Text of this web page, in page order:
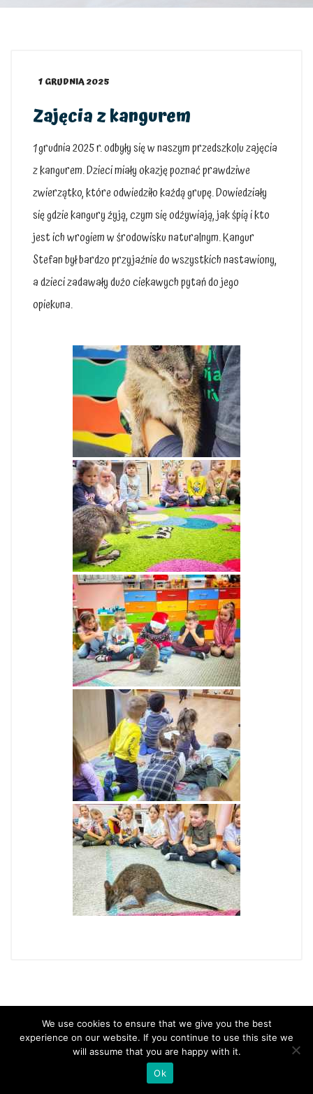
1 GRUDNIA 2025
Zajęcia z kangurem
1 grudnia 2025 r. odbyły się w naszym przedszkolu zajęcia
z kangurem. Dzieci miały okazję poznać prawdziwe
zwierzątko, które odwiedziło każdą grupę. Dowiedziały
się gdzie kangury żyją, czym się odżywiają, jak śpią i kto
jest ich wrogiem w środowisku naturalnym. Kangur
Stefan był bardzo przyjaźnie do wszystkich nastawiony,
a dzieci zadawały dużo ciekawych pytań do jego
opiekuna.
Copyright 2021 Samorządowe Przedszkole Nr 66 w Krakowie, All rights
reserved.
We use cookies to ensure that we give you the best
experience on our website. If you continue to use this site we
will assume that you are happy with it.
Ok